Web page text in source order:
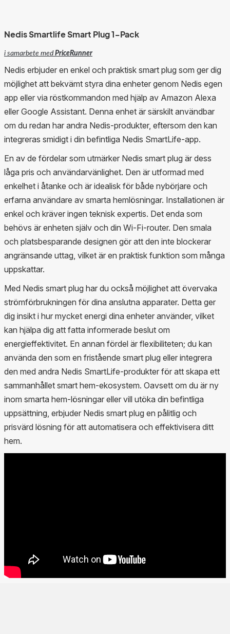
Nedis Smartlife Smart Plug 1-Pack
i samarbete med PriceRunner
Nedis erbjuder en enkel och praktisk smart plug som ger dig
möjlighet att bekvämt styra dina enheter genom Nedis egen
app eller via röstkommandon med hjälp av Amazon Alexa
eller Google Assistant. Denna enhet är särskilt användbar
om du redan har andra Nedis-produkter, eftersom den kan
integreras smidigt i din befintliga Nedis SmartLife-app.
En av de fördelar som utmärker Nedis smart plug är dess
låga pris och användarvänlighet. Den är utformad med
enkelhet i åtanke och är idealisk för både nybörjare och
erfarna användare av smarta hemlösningar. Installationen är
enkel och kräver ingen teknisk expertis. Det enda som
behövs är enheten själv och din Wi-Fi-router. Den smala
och platsbesparande designen gör att den inte blockerar
angränsande uttag, vilket är en praktisk funktion som många
uppskattar.
Med Nedis smart plug har du också möjlighet att övervaka
strömförbrukningen för dina anslutna apparater. Detta ger
dig insikt i hur mycket energi dina enheter använder, vilket
kan hjälpa dig att fatta informerade beslut om
energieffektivitet. En annan fördel är flexibiliteten; du kan
använda den som en fristående smart plug eller integrera
den med andra Nedis SmartLife-produkter för att skapa ett
sammanhållet smart hem-ekosystem. Oavsett om du är ny
inom smarta hem-lösningar eller vill utöka din befintliga
uppsättning, erbjuder Nedis smart plug en pålitlig och
prisvärd lösning för att automatisera och effektivisera ditt
hem.